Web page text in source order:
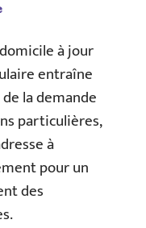
à jour
entraîne
la demande
particulières,
à
pour un
des